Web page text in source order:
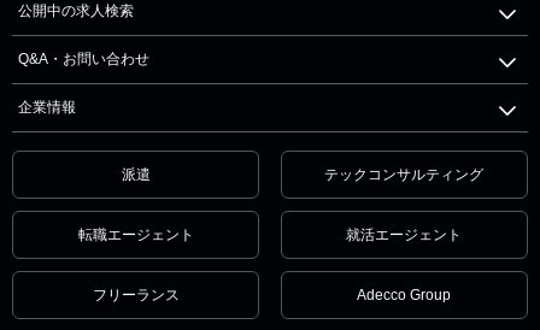
公開中の求人検索
Q&A・お問い合わせ
企業情報
派遣 テックコンサルティング
転職エージェント 就活エージェント
フリーランス Adecco Group